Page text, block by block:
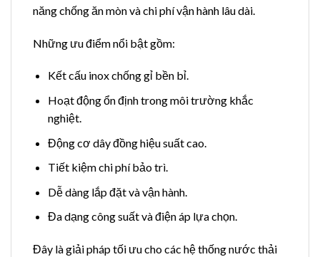
năng chống ăn mòn và chi phí vận hành lâu dài.
Những ưu điểm nổi bật gồm:
Kết cấu inox chống gỉ bền bỉ.
Hoạt động ổn định trong môi trường khắc
nghiệt.
Động cơ dây đồng hiệu suất cao.
Tiết kiệm chi phí bảo trì.
Dễ dàng lắp đặt và vận hành.
Đa dạng công suất và điện áp lựa chọn.
Đây là giải pháp tối ưu cho các hệ thống nước thải